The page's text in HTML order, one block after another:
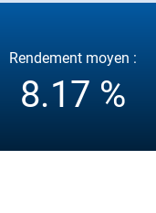
Rendement moyen :
8.17 %